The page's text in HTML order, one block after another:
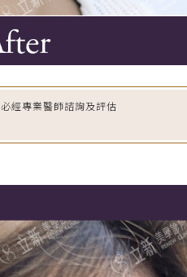
經專業醫師諮詢及評估